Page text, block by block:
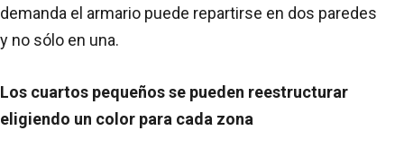
demanda el armario puede repartirse en dos paredes
y no sólo en una.
Los cuartos pequeños se pueden reestructurar
eligiendo un color para cada zona